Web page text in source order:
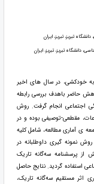
تبریز، تبریز، ایران
دانشگاه تبریز، تبریز، ایران
به خودکشی، در سال های اخیر
حاضر باهدف بررسی رابطه
اجتماعی انجام گرفت. روش
مقطعی-توصیفی بوده و در
ی آماری مطالعه، شامل کلیه
ساله شهر تبریز هست که تعداد 200 نفر به روش نمونه گیری داوطلبانه در
از پرسشنامه سه‌گانه تاریک
استفاده گردید. نتایج حاصل
اثر مستقیم سه‌گانه تاریک،